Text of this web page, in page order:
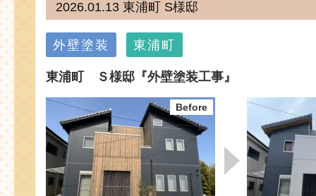
2026.01.13 東浦町 S様邸
外壁塗装 東浦町
東浦町 Ｓ様邸『外壁塗装工事』